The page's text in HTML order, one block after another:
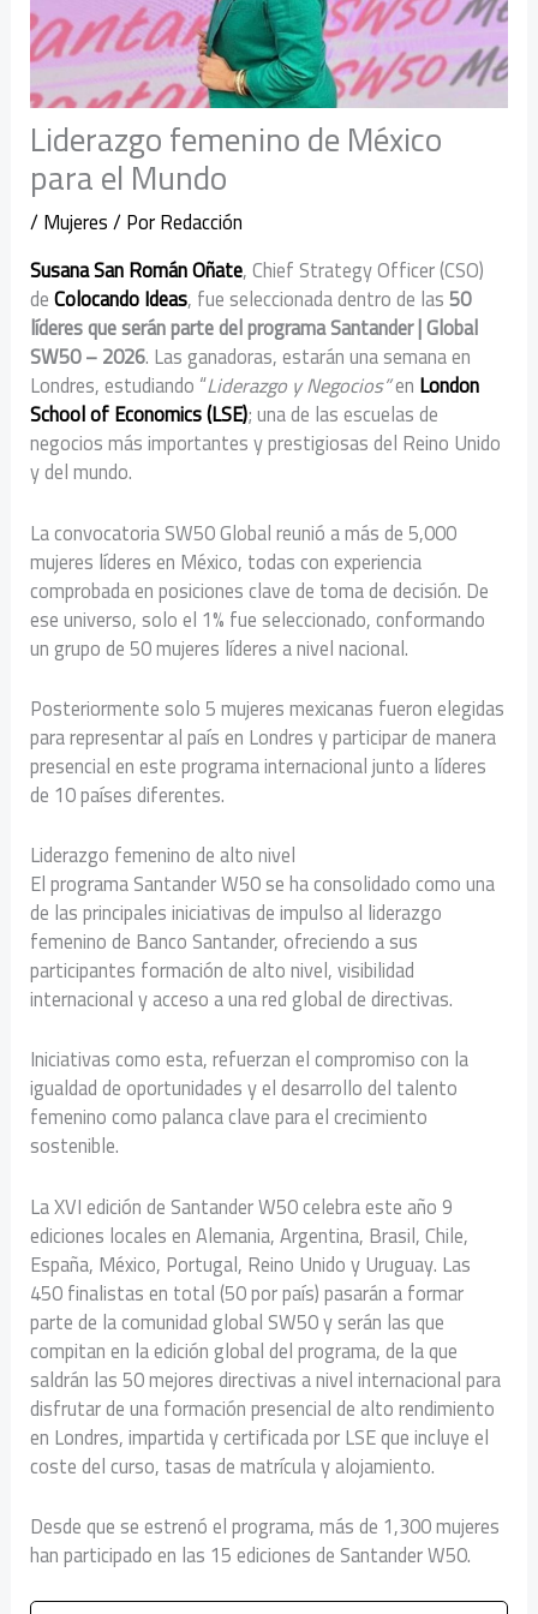
Liderazgo femenino de México
para el Mundo
/Mujeres/ PorRedacción
Susana San Román Oñate, Chief Strategy Officer (CSO)
deColocando Ideas, fue seleccionada dentro de las50
líderes que serán parte del programa Santander | Global
SW50 – 2026. Las ganadoras, estarán una semana en
Londres, estudiando “Liderazgo y Negocios”en London
School of Economics (LSE); una de las escuelas de
negocios más importantes y prestigiosas del Reino Unido
y del mundo.
La convocatoria SW50 Global reunió a más de 5,000
mujeres líderes en México, todas con experiencia
comprobada en posiciones clave de toma de decisión. De
ese universo, solo el 1% fue seleccionado, conformando
un grupo de 50 mujeres líderes a nivel nacional.
Posteriormente solo 5 mujeres mexicanas fueron elegidas
para representar al país en Londres y participar de manera
presencial en este programa internacional junto a líderes
de 10 países diferentes.
Liderazgo femenino de alto nivel
El programa Santander W50 se ha consolidado como una
de las principales iniciativas de impulso al liderazgo
femenino de Banco Santander, ofreciendo a sus
participantes formación de alto nivel, visibilidad
internacional y acceso a una red global de directivas.
Iniciativas como esta, refuerzan el compromiso con la
igualdad de oportunidades y el desarrollo del talento
femenino como palanca clave para el crecimiento
sostenible.
La XVI edición de Santander W50 celebra este año 9
ediciones locales en Alemania, Argentina, Brasil, Chile,
España, México, Portugal, Reino Unido y Uruguay. Las
450 finalistas en total (50 por país) pasarán a formar
parte de la comunidad global SW50 y serán las que
compitan en la edición global del programa, de la que
saldrán las 50 mejores directivas a nivel internacional para
disfrutar de una formación presencial de alto rendimiento
en Londres, impartida y certificada por LSE que incluye el
coste del curso, tasas de matrícula y alojamiento.
Desde que se estrenó el programa, más de 1,300 mujeres
han participado en las 15 ediciones de Santander W50.